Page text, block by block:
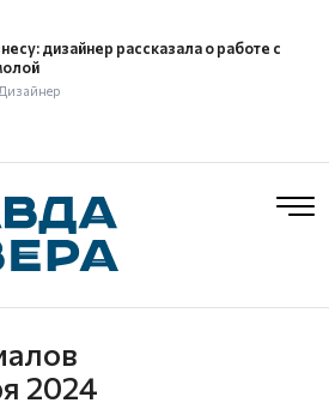
дизайнер рассказала о работе с
2024